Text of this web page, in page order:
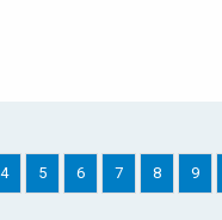
4 5 6 7 8 9